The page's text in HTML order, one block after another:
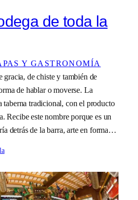
de toda la
Y GASTRONOMÍA
gracia, de chiste y también de
de hablar o moverse. La
taberna tradicional, con el producto
Recibe este nombre porque es un
detrás de la barra, arte en forma…